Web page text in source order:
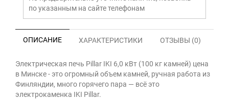
по указанным на сайте телефонам
ОПИСАНИЕ ХАРАКТЕРИСТИКИ ОТЗЫВЫ (0)
Электрическая печь Pillar IKI 6,0 кВт (100 кг камней) цена
в Минске - это огромный объем камней, ручная работа из
Финляндии, много горячего пара — всё это
электрокаменка IKI Pillar.